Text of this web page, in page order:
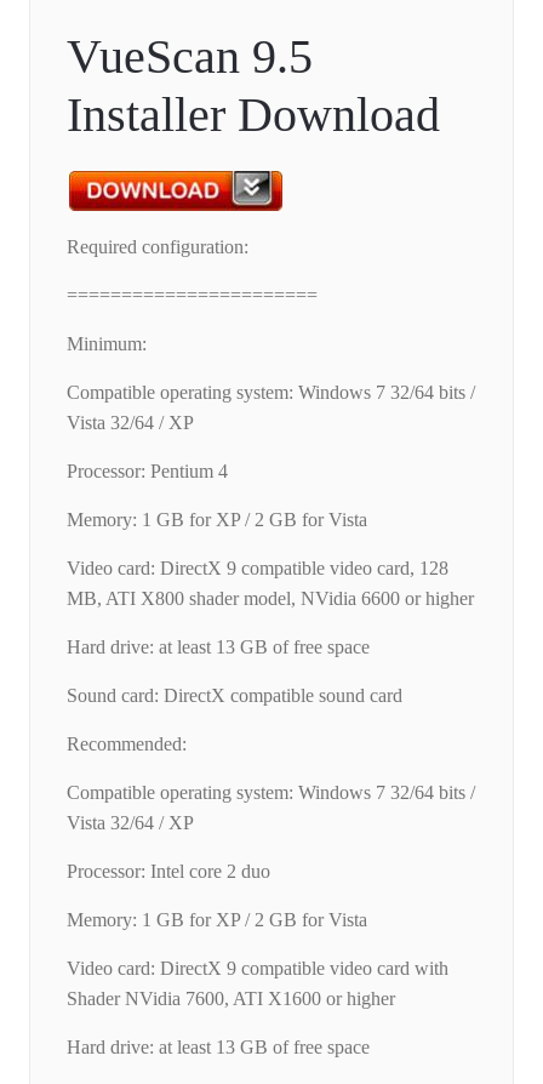
VueScan 9.5
Installer Download
Required configuration:
=======================
Minimum:
Compatible operating system: Windows 7 32/64 bits /
Vista 32/64 / XP
Processor: Pentium 4
Memory: 1 GB for XP / 2 GB for Vista
Video card: DirectX 9 compatible video card, 128
MB, ATI X800 shader model, NVidia 6600 or higher
Hard drive: at least 13 GB of free space
Sound card: DirectX compatible sound card
Recommended:
Compatible operating system: Windows 7 32/64 bits /
Vista 32/64 / XP
Processor: Intel core 2 duo
Memory: 1 GB for XP / 2 GB for Vista
Video card: DirectX 9 compatible video card with
Shader NVidia 7600, ATI X1600 or higher
Hard drive: at least 13 GB of free space